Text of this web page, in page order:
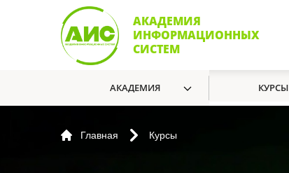
АКАДЕМИЯ
ИНФОРМАЦИОННЫХ
СИСТЕМ
АКАДЕМИЯ КУРСЫ
Главная Курсы